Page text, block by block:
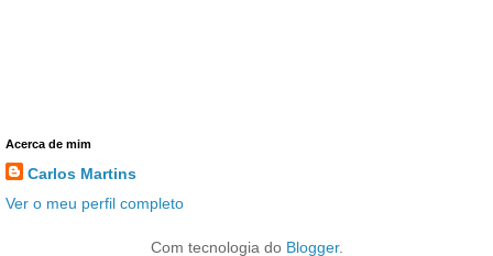
Acerca de mim
Carlos Martins
Ver o meu perfil completo
Com tecnologia do Blogger.